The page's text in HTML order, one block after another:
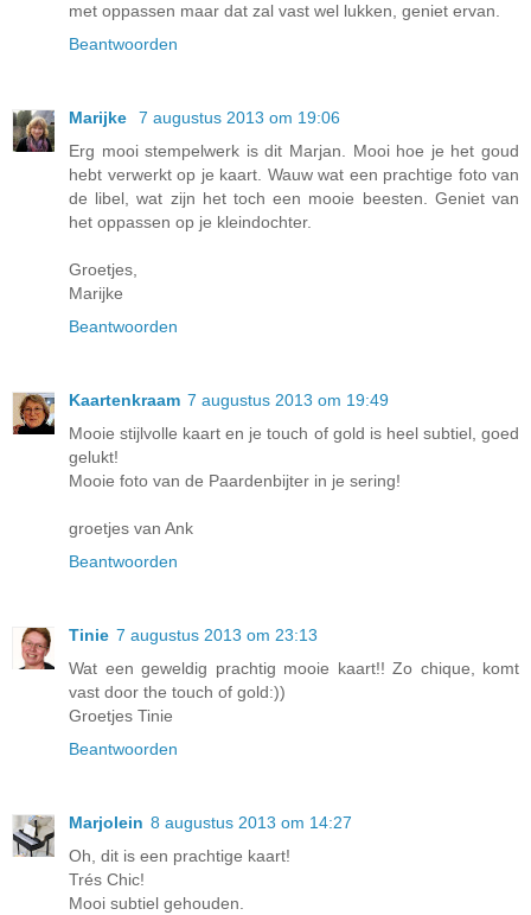
met oppassen maar dat zal vast wel lukken, geniet ervan.
Beantwoorden
Marijke
7 augustus 2013 om 19:06
Erg mooi stempelwerk is dit Marjan. Mooi hoe je het goud
hebt verwerkt op je kaart. Wauw wat een prachtige foto van
de libel, wat zijn het toch een mooie beesten. Geniet van
het oppassen op je kleindochter.
Groetjes,
Marijke
Beantwoorden
Kaartenkraam 7 augustus 2013 om 19:49
Mooie stijlvolle kaart en je touch of gold is heel subtiel, goed
gelukt!
Mooie foto van de Paardenbijter in je sering!
groetjes van Ank
Beantwoorden
Tinie 7 augustus 2013 om 23:13
Wat een geweldig prachtig mooie kaart!! Zo chique, komt
vast door the touch of gold:))
Groetjes Tinie
Beantwoorden
Marjolein 8 augustus 2013 om 14:27
Oh, dit is een prachtige kaart!
Trés Chic!
Mooi subtiel gehouden.